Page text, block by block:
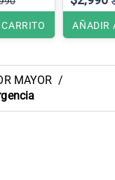
AÑADIR
MAYOR /